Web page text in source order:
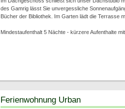
des Gamrig lässt Sie unvergessliche
Bücher der Bibliothek. Im Garten lädt die Terrasse
Mindestaufenthalt 5 Nächte - kürzere Aufenthalte
Ferienwohnung Urban